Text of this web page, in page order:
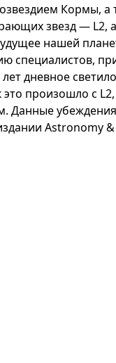
Кормы, а
звезд — L2,
нашей
специалистов,
дневное
это произошло с
Данные
Astronomy